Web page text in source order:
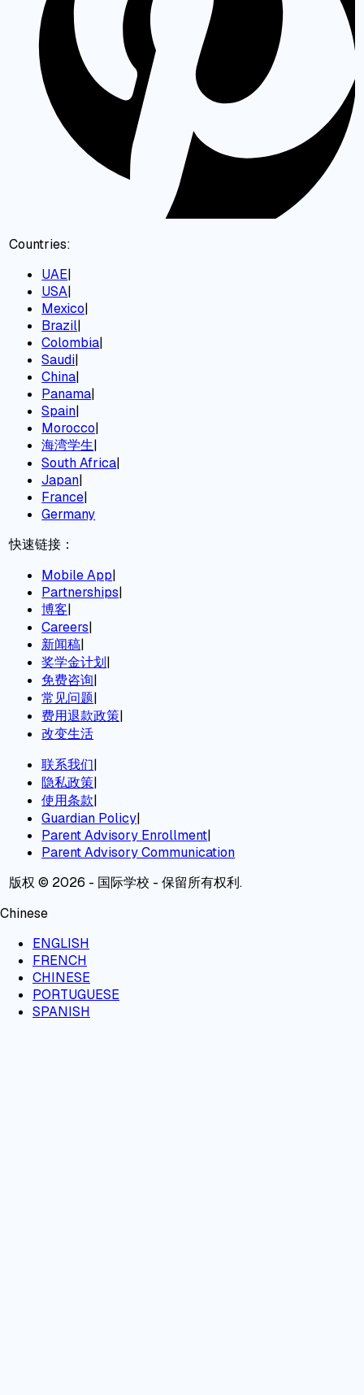
Countries:
UAE|
USA|
Mexico|
Brazil|
Colombia|
Saudi|
China|
Panama|
Spain|
Morocco|
海湾学生|
South Africa|
Japan|
France|
Germany
快速链接：
Mobile App|
Partnerships|
博客|
Careers|
新闻稿|
奖学金计划|
免费咨询|
常见问题|
费用退款政策|
改变生活
联系我们|
隐私政策|
使用条款|
Guardian Policy|
Parent Advisory Enrollment|
Parent Advisory Communication
版权 © 2026 - 国际学校 - 保留所有权利.
Chinese
ENGLISH
FRENCH
CHINESE
PORTUGUESE
SPANISH